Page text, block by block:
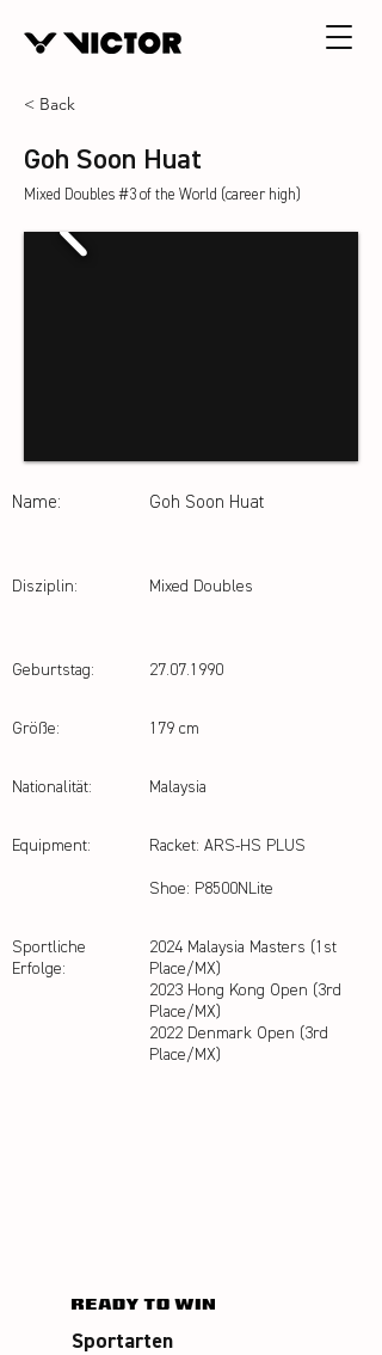
< Back
Goh Soon Huat
Mixed Doubles #3 of the World (career high)
Name: Goh Soon Huat
Disziplin: Mixed Doubles
Geburtstag:
Größe:
Nationalität:
Equipment:
Sportliche
Erfolge:
27.07.1990
179 cm
Malaysia
Racket: ARS-HS PLUS
Shoe: P8500NLite
2024 Malaysia Masters (1st
Place/MX)
2023 Hong Kong Open (3rd
Place/MX)
2022 Denmark Open (3rd
Place/MX)
Sportarten